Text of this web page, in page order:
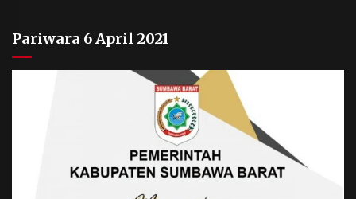
Pariwara 6 April 2021